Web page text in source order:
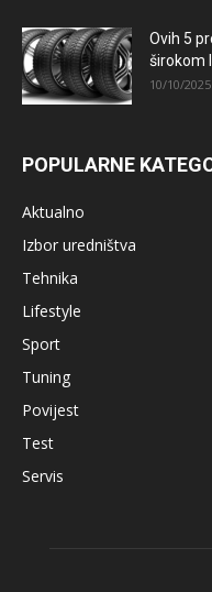
Ovih 5
širokom
10/10/2025
POPULARNE
Aktualno
Izbor uredništva
Tehnika
Lifestyle
Sport
Tuning
Povijest
Test
Servis